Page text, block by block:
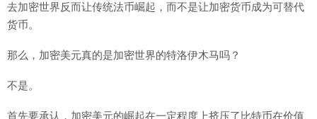
去加密世界反而让传统法币崛起，而不是让加密货币成为可替代
货币。
那么，加密美元真的是加密世界的特洛伊木马吗？
不是。
首先要承认，加密美元的崛起在一定程度上挤压了比特币在价值